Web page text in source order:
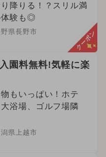
降りる！？スリル満
体験も◎
県長野市 クーポン
園料無料!気軽に楽
もいっぱい！ホテ
浴場、ゴルフ場隣
県上越市